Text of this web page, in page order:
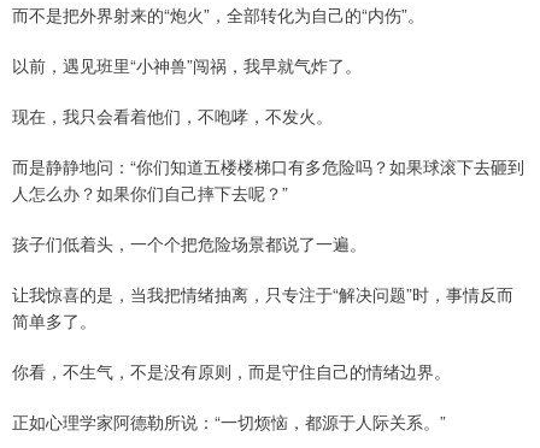
而不是把外界射来的“炮火”，全部转化为自己的“内伤”。
以前，遇见班里“小神兽”闯祸，我早就气炸了。
现在，我只会看着他们，不咆哮，不发火。
而是静静地问：“你们知道五楼楼梯口有多危险吗？如果球滚下去砸到
人怎么办？如果你们自己摔下去呢？”
孩子们低着头，一个个把危险场景都说了一遍。
让我惊喜的是，当我把情绪抽离，只专注于“解决问题”时，事情反而
简单多了。
你看，不生气，不是没有原则，而是守住自己的情绪边界。
正如心理学家阿德勒所说：“一切烦恼，都源于人际关系。”